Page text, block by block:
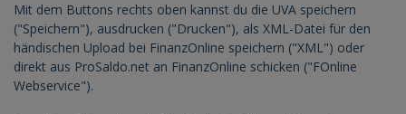
Mit dem Buttons rechts oben kannst du die UVA speichern
("Speichern"), ausdrucken ("Drucken"), als XML-Datei für den
händischen Upload bei FinanzOnline speichern ("XML") oder
direkt aus ProSaldo.net an FinanzOnline schicken ("FOnline
Webservice").